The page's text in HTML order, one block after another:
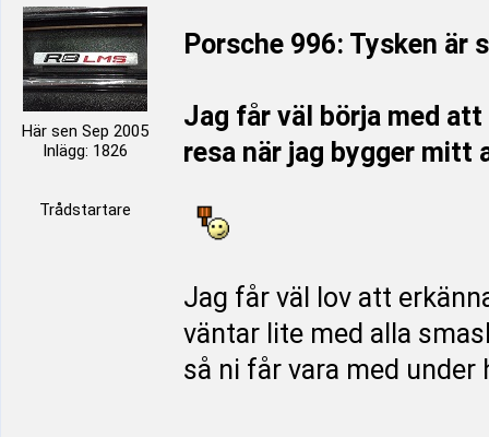
Här sen Sep 2005
Inlägg: 1826
Trådstartare
Porsche 996: Tysken är
Jag får väl börja med
resa när jag bygger mitt
Jag får väl lov att
väntar lite med alla
så ni får vara med under